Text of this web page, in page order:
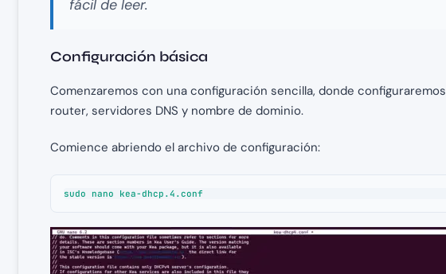
fácil de leer.
Configuración básica
Comenzaremos con una configuración sencilla, donde
router, servidores DNS y nombre de dominio.
Comience abriendo el archivo de configuración:
sudo nano kea-dhcp.4.conf